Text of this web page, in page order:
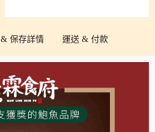
保存詳情 運送 & 付款